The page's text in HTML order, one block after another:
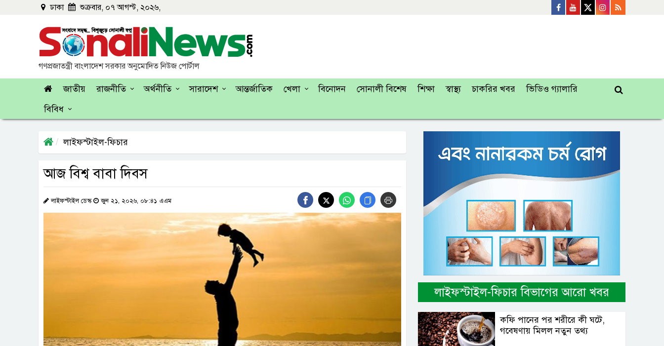
ঢাকা শুক্রবার, ০৭ আগস্ট, ২০২৬,
গণপ্রজাতন্ত্রী বাংলাদেশ সরকার অনুমোদিত নিউজ পোর্টাল
জাতীয় রাজনীতি অর্থনীতি সারাদেশ আন্তর্জাতিক খেলা বিনোদন সোনালী বিশেষ শিক্ষা স্বাস্থ্য চাকরির খবর
ভিডিও গ্যালারি
বিবিধ
লাইফস্টাইল-ফিচার
আজ বিশ্ব বাবা দিবস
লাইফস্টাইল ডেস্ক জুন ২১, ২০২৬, ০৮:৪১ এএম
লাইফস্টাইল-ফিচার বিভাগের আরো খবর
কফি পানের পর শরীরে কী ঘটে,
গবেষণায় মিলল নতুন তথ্য